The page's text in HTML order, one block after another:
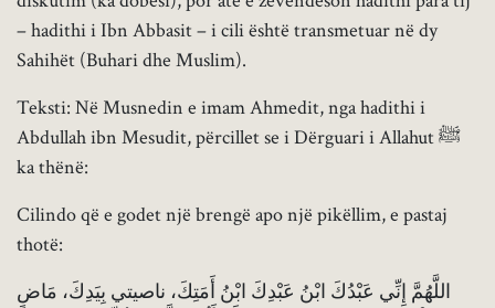
– hadithi i Ibn Abbasit – i cili është transmetuar në dy
Sahihët (Buhari dhe Muslim).
Teksti: Në Musnedin e imam Ahmedit, nga hadithi i
Abdullah ibn Mesudit, përcillet se i Dërguari i Allahut ﷺ
ka thënë:
Cilindo që e godet një brengë apo një pikëllim, e pastaj
thotë:
اللَّهُمَّ إِنِّي عَبْدُكَ ابْنُ عَبْدِكَ ابْنُ أَمَتِكَ، ناصيتي بِيَدِكَ، مَاضٍ